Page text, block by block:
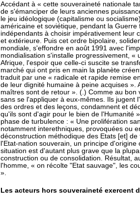
Accédant à « cette souveraineté nationale
de s'émanciper de leurs anciennes
le jeu idéologique (capitalisme ou
américaine et soviétique, pendant la
indépendants à choisir impérativement leur
et extérieure. Puis cet ordre bipolaire,
mondiale, s'effondre en août 1991 avec
mondialisation s'installe progressivement,
Afrique, l'espoir que celle-ci suscite se
marché qui ont pris en main la planète
traduit par une « radicale et rapide remise
de leur dignité humaine à peine acquises ».
maîtres sont de retour ». (.) Comme au
sans se l'appliquer à eux-mêmes. Ils jugent
des ordres et des leçons, condamnent et
qu'ils sont d'agir pour le bien de l'Humanité
phase de turbulence : « Une prolifération
notamment interethniques, provoquées ou
déconstruction méthodique des Etats [et]
l'Etat-nation souverain, un principe
situation est d'autant plus grave que la
construction ou de consolidation. Résultat,
l'homme, « on récolte "Etat sauvage", les
».
Les acteurs hors souveraineté exercent